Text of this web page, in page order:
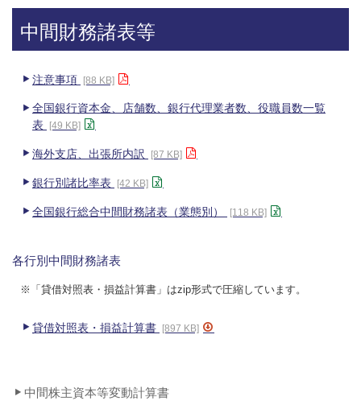
中間財務諸表等
注意事項 [88 KB]
全国銀行資本金、店舗数、銀行代理業者数、役職員数一覧
表
[49 KB]
海外支店、出張所内訳 [87 KB]
銀行別諸比率表 [42 KB]
全国銀行総合中間財務諸表（業態別） [118 KB]
各行別中間財務諸表
※「貸借対照表・損益計算書」はzip形式で圧縮しています。
貸借対照表・損益計算書 [897 KB]
中間株主資本等変動計算書